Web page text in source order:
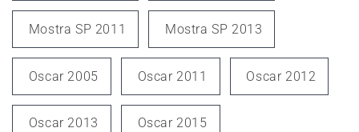
Mostra SP 2011 Mostra SP 2013
Oscar 2005 Oscar 2011 Oscar 2012
Oscar 2013 Oscar 2015